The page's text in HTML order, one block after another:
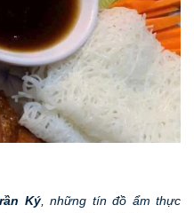
Ký, những tín đồ ẩm thực